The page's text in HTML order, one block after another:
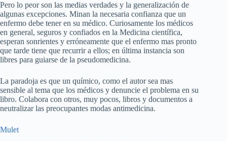
Pero lo peor son las medias verdades y la generalización de
algunas excepciones. Minan la necesaria confianza que un
enfermo debe tener en su médico. Curiosamente los médicos
en general, seguros y confiados en la Medicina científica,
esperan sonrientes y erróneamente que el enfermo mas pronto
que tarde tiene que recurrir a ellos; en última instancia son
libres para guiarse de la pseudomedicina.
La paradoja es que un químico, como el autor sea mas
sensible al tema que los médicos y denuncie el problema en su
libro. Colabora con otros, muy pocos, libros y documentos a
neutralizar las preocupantes modas antimedicina.
Mulet